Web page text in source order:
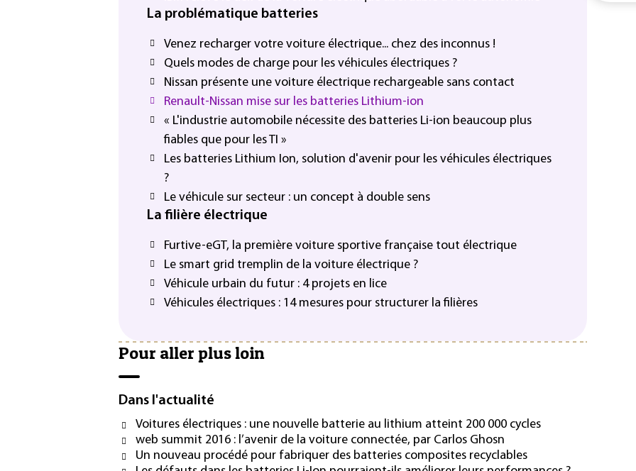
La problématique batteries
Venez recharger votre voiture électrique... chez des inconnus !
Quels modes de charge pour les véhicules électriques ?
Nissan présente une voiture électrique rechargeable sans contact
Renault-Nissan mise sur les batteries Lithium-ion
« L'industrie automobile nécessite des batteries Li-ion beaucoup plus
fiables que pour les TI »
Les batteries Lithium Ion, solution d'avenir pour les véhicules électriques
?
Le véhicule sur secteur : un concept à double sens
La filière électrique
Furtive-eGT, la première voiture sportive française tout électrique
Le smart grid tremplin de la voiture électrique ?
Véhicule urbain du futur : 4 projets en lice
Véhicules électriques : 14 mesures pour structurer la filières
Pour aller plus loin
Dans l'actualité
Voitures électriques : une nouvelle batterie au lithium atteint 200 000 cycles
web summit 2016 : l’avenir de la voiture connectée, par Carlos Ghosn
Un nouveau procédé pour fabriquer des batteries composites recyclables